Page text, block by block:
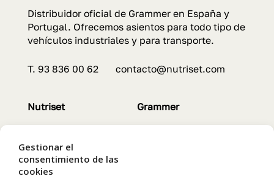
Gestionar el
consentimiento de las
cookies
Distribuidor oficial de Grammer en España y
Portugal. Ofrecemos asientos para todo tipo de
vehículos industriales y para transporte.
T. 93 836 00 62 contacto@nutriset.com
Nutriset
Contacto
Grammer